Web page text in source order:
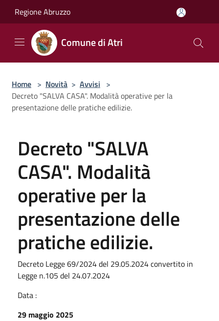
Regione Abruzzo
Comune di Atri
Home > Novità > Avvisi >
Decreto "SALVA CASA". Modalità operative per la
presentazione delle pratiche edilizie.
Decreto "SALVA
CASA". Modalità
operative per la
presentazione delle
pratiche edilizie.
Decreto Legge 69/2024 del 29.05.2024 convertito in
Legge n.105 del 24.07.2024
Data :
29 maggio 2025